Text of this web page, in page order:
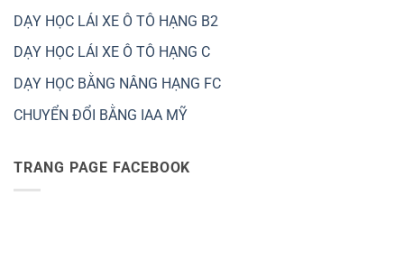
DẠY HỌC LÁI XE Ô TÔ HẠNG B2
DẠY HỌC LÁI XE Ô TÔ HẠNG C
DẠY HỌC BẰNG NÂNG HẠNG FC
CHUYỂN ĐỔI BẰNG IAA MỸ
TRANG PAGE FACEBOOK